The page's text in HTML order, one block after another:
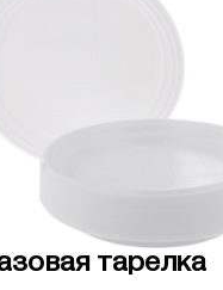
тарелка